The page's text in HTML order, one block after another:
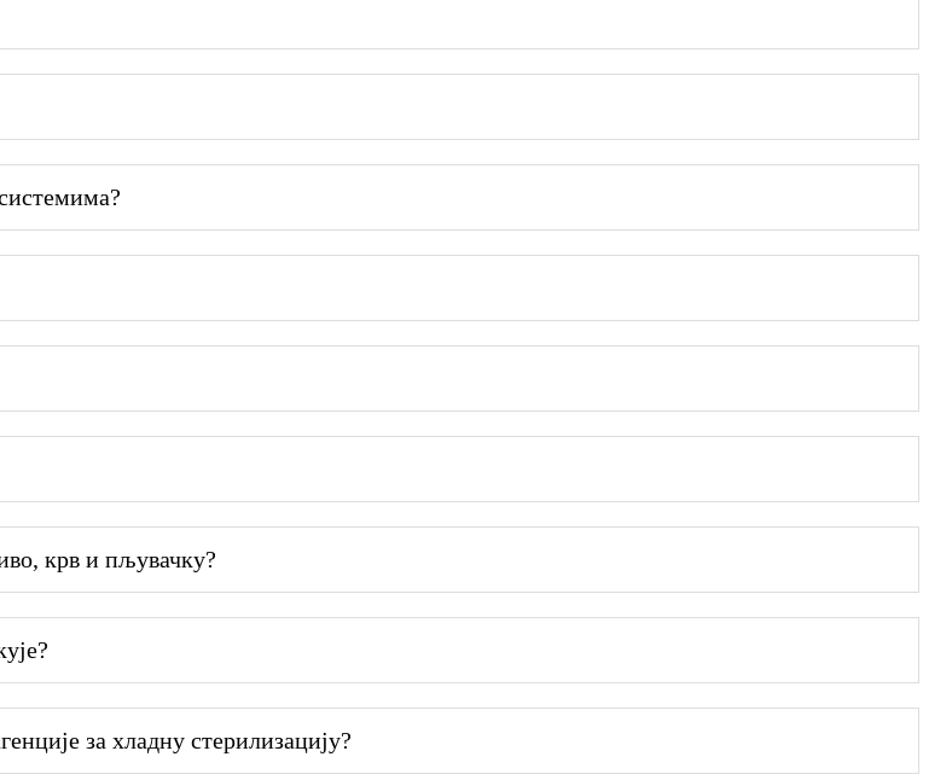
крв и пљувачку?
за хладну стерилизацију?